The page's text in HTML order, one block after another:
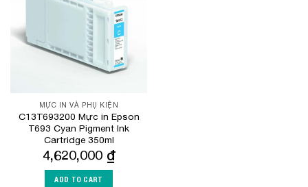
MỰC IN VÀ PHỤ KIỆN
C13T693200 Mực in Epson
T693 Cyan Pigment Ink
Cartridge 350ml
4,620,000 ₫
ADD TO CART